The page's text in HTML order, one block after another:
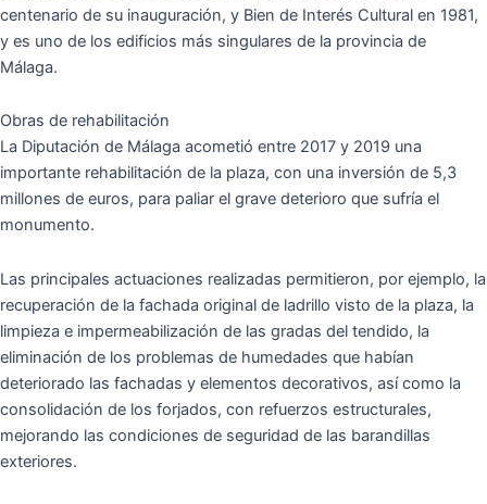
centenario de su inauguración, y Bien de Interés Cultural en 1981,
y es uno de los edificios más singulares de la provincia de
Málaga.
Obras de rehabilitación
La Diputación de Málaga acometió entre 2017 y 2019 una
importante rehabilitación de la plaza, con una inversión de 5,3
millones de euros, para paliar el grave deterioro que sufría el
monumento.
Las principales actuaciones realizadas permitieron, por ejemplo, la
recuperación de la fachada original de ladrillo visto de la plaza, la
limpieza e impermeabilización de las gradas del tendido, la
eliminación de los problemas de humedades que habían
deteriorado las fachadas y elementos decorativos, así como la
consolidación de los forjados, con refuerzos estructurales,
mejorando las condiciones de seguridad de las barandillas
exteriores.